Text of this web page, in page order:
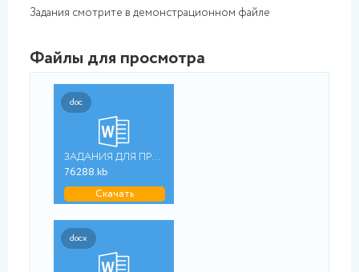
Задания смотрите в демонстрационном файле
Файлы для просмотра
doc
ЗАДАНИЯ ДЛЯ ПРАКТИЧЕ...
76288.kb
Скачать
docx